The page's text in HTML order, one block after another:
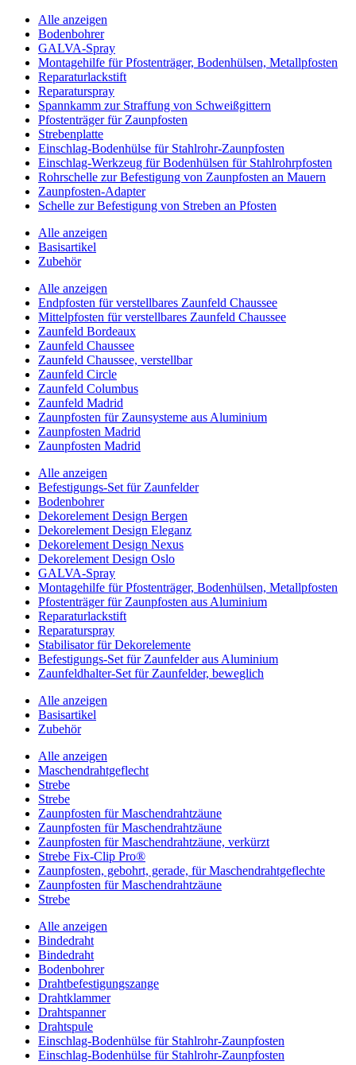
Alle anzeigen
Bodenbohrer
GALVA-Spray
Montagehilfe für Pfostenträger, Bodenhülsen, Metallpfosten
Reparaturlackstift
Reparaturspray
Spannkamm zur Straffung von Schweißgittern
Pfostenträger für Zaunpfosten
Strebenplatte
Einschlag-Bodenhülse für Stahlrohr-Zaunpfosten
Einschlag-Werkzeug für Bodenhülsen für Stahlrohrpfosten
Rohrschelle zur Befestigung von Zaunpfosten an Mauern
Zaunpfosten-Adapter
Schelle zur Befestigung von Streben an Pfosten
Alle anzeigen
Basisartikel
Zubehör
Alle anzeigen
Endpfosten für verstellbares Zaunfeld Chaussee
Mittelpfosten für verstellbares Zaunfeld Chaussee
Zaunfeld Bordeaux
Zaunfeld Chaussee
Zaunfeld Chaussee, verstellbar
Zaunfeld Circle
Zaunfeld Columbus
Zaunfeld Madrid
Zaunpfosten für Zaunsysteme aus Aluminium
Zaunpfosten Madrid
Zaunpfosten Madrid
Alle anzeigen
Befestigungs-Set für Zaunfelder
Bodenbohrer
Dekorelement Design Bergen
Dekorelement Design Eleganz
Dekorelement Design Nexus
Dekorelement Design Oslo
GALVA-Spray
Montagehilfe für Pfostenträger, Bodenhülsen, Metallpfosten
Pfostenträger für Zaunpfosten aus Aluminium
Reparaturlackstift
Reparaturspray
Stabilisator für Dekorelemente
Befestigungs-Set für Zaunfelder aus Aluminium
Zaunfeldhalter-Set für Zaunfelder, beweglich
Alle anzeigen
Basisartikel
Zubehör
Alle anzeigen
Maschendrahtgeflecht
Strebe
Strebe
Zaunpfosten für Maschendrahtzäune
Zaunpfosten für Maschendrahtzäune
Zaunpfosten für Maschendrahtzäune, verkürzt
Strebe Fix-Clip Pro®
Zaunpfosten, gebohrt, gerade, für Maschendrahtgeflechte
Zaunpfosten für Maschendrahtzäune
Strebe
Alle anzeigen
Bindedraht
Bindedraht
Bodenbohrer
Drahtbefestigungszange
Drahtklammer
Drahtspanner
Drahtspule
Einschlag-Bodenhülse für Stahlrohr-Zaunpfosten
Einschlag-Bodenhülse für Stahlrohr-Zaunpfosten